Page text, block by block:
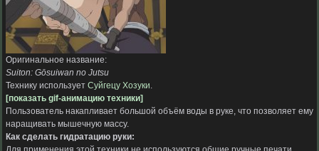
Оригинальное название:
Suiton: Gōsuiwan no Jutsu
Технику использует Суйгецу Хозуки.
[показать gif-анимацию техники]
Пользователь накапливает большой объём воды в руке, что позволяет ему
наращивать мышечную массу.
Как сделать гидратацию руки: